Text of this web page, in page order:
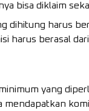
bisa diklaim
dihitung harus
harus berasal
yang
mendapatkan